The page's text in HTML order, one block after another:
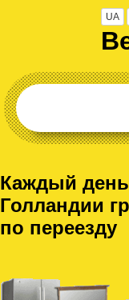
UA
Каждый
Голландии
по переезду